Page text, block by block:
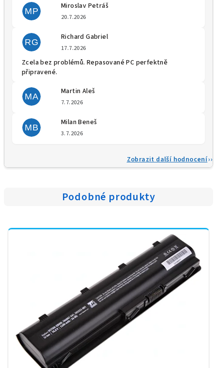
MP
Miroslav Petráš
20.7.2026
RG
Richard Gabriel
17.7.2026
Zcela bez problémů. Repasované PC perfektně
připravené.
MA
Martin Aleš
7.7.2026
MB
Milan Beneš
3.7.2026
Zobrazit další hodnocení
Podobné produkty